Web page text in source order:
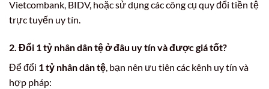
Vietcombank, BIDV, hoặc sử dụng các công cụ quy đổi tiền tệ
trực tuyến uy tín.
2. Đổi 1 tỷ nhân dân tệ ở đâu uy tín và được giá tốt?
Để đổi 1 tỷ nhân dân tệ, bạn nên ưu tiên các kênh uy tín và
hợp pháp: